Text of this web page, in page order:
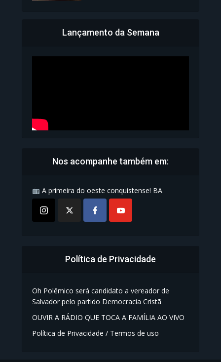
Bahia inicia emissão da
Lançamento da Semana
Nos acompanhe também em:
A primeira do oeste conquistense! BA
Política de Privacidade
Oh Polêmico será candidato a vereador de
Salvador pelo partido Democracia Cristã
OUVIR A RÁDIO QUE TOCA A FAMÍLIA AO VIVO
Política de Privacidade / Termos de uso